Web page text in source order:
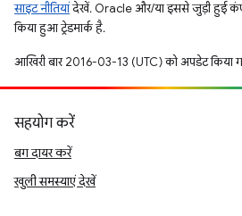
साइट नीतियांदेखें. Oracle और/या इससे जुड़ी हुई
किया हुआ ट्रेडमार्क है.
आखिरी बार 2016-03-13 (UTC) को अपडेट किया
सहयोग करें
बग दायर करें
खुली समस्याएं देखें